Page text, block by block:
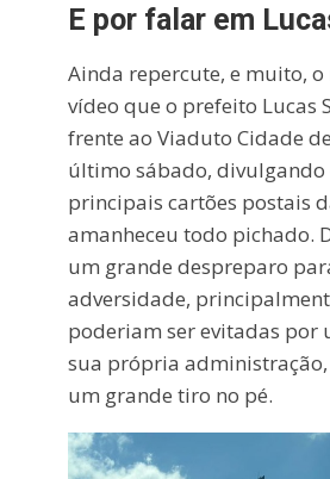
E por falar em
Ainda repercute, e muito,
vídeo que o prefeito Lucas
frente ao Viaduto Cidade
último sábado, divulgando
principais cartões postais
amanheceu todo pichado.
um grande despreparo
adversidade,
poderiam ser evitadas por
sua própria
um grande tiro no pé.